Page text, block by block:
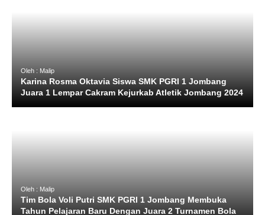
Oleh : Malip
Karina Rosma Oktavia Siswa SMK PGRI 1 Jombang
Juara 1 Lempar Cakram Kejurkab Atletik Jombang 2024
Oleh : Malip
Tim Bola Voli Putri SMK PGRI 1 Jombang Membuka
Tahun Pelajaran Baru Dengan Juara 2 Turnamen Bola